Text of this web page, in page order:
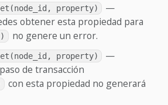
property)
—
obtener esta propiedad para
no genere un error.
property)
—
de transacción
con esta propiedad no generará